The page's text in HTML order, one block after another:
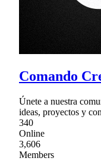
Comando
Únete a nuestra
ideas, proyectos y
340
Online
3,606
Members